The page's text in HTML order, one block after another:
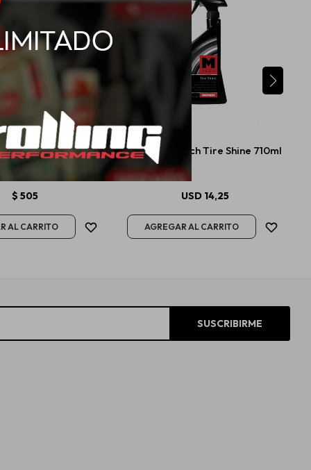
de Cuero
Care 500cc
$ 505
Mothers Mtech Tire Shine 710ml
USD 14,25
SUSCRIBIRME